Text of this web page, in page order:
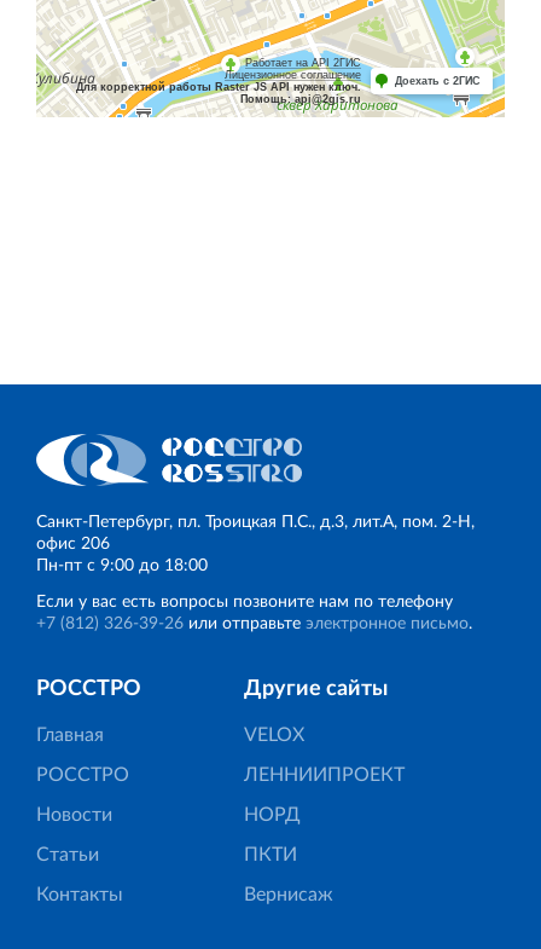
Работает на API 2ГИС
Лицензионное соглашение
Для корректной работы Raster JS API нужен ключ.
Помощь: api@2gis.ru
Доехать с 2ГИС
Санкт‐Петербург, пл. Троицкая П.С., д.3, лит.А, пом. 2-Н,
офис 206
Пн‐пт с 9:00 до 18:00
Если у вас есть вопросы позвоните нам по телефону
+7 (812) 326‐39‐26 или отправьте электронное письмо.
РОССТРО
Главная
РОССТРО
Новости
Статьи
Контакты
Другие сайты
VELOX
ЛЕННИИПРОЕКТ
НОРД
ПКТИ
Вернисаж